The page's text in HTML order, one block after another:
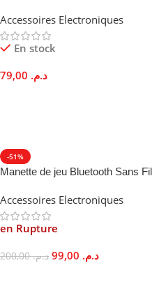
10W
Accessoires Electroniques
En stock
د.م.
-51%
Manette de jeu Bluetooth Sans Fil
Accessoires Electroniques
en Rupture
د.م.200,00 د.م.